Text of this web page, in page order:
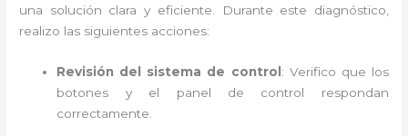
una solución clara y eficiente. Durante este diagnóstico,
realizo las siguientes acciones:
Revisión del sistema de control : Verifico que los
botones y el panel de control respondan
correctamente.